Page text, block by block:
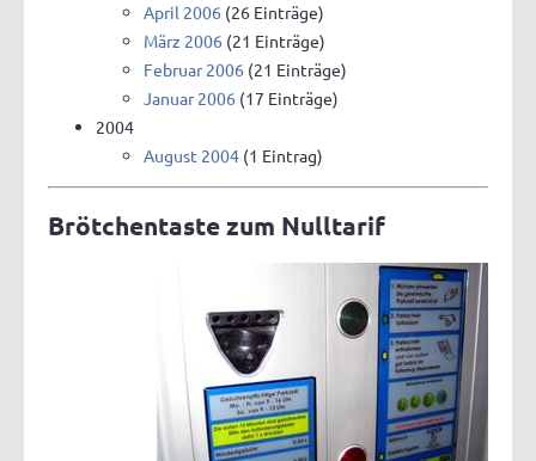
April 2006 (26 Einträge)
März 2006 (21 Einträge)
Februar 2006 (21 Einträge)
Januar 2006 (17 Einträge)
2004
August 2004 (1 Eintrag)
Brötchentaste zum Nulltarif